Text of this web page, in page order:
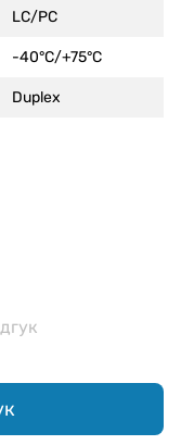
LC/PC
-40°С/+75°С
Duplex